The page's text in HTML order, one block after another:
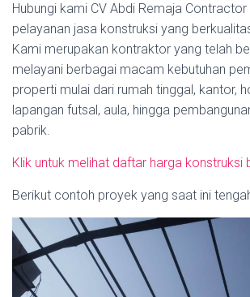
Hubungi kami CV Abdi Remaja
pelayanan jasa konstruksi yang
Kami merupakan kontraktor yang telah
melayani berbagai macam kebutuhan
properti mulai dari rumah tinggal, kantor,
lapangan futsal, aula, hingga
pabrik.
Klik untuk melihat daftar harga konstruksi
Berikut contoh proyek yang saat ini